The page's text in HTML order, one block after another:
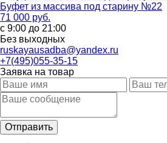
Буфет из массива под старину №22
71 000 руб.
с 9:00 до 21:00
Без выходных
ruskayausadba@yandex.ru
+7(495)055-35-15
Заявка на товар